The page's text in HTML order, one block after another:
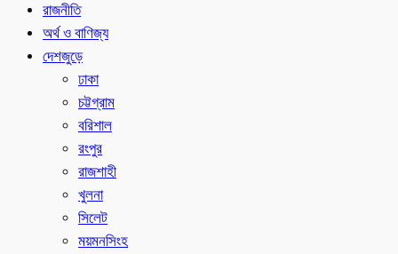
রাজনীতি
অর্থ ও বাণিজ্য
দেশজুড়ে
ঢাকা
চট্টগ্রাম
বরিশাল
রংপুর
রাজশাহী
খুলনা
সিলেট
ময়মনসিংহ